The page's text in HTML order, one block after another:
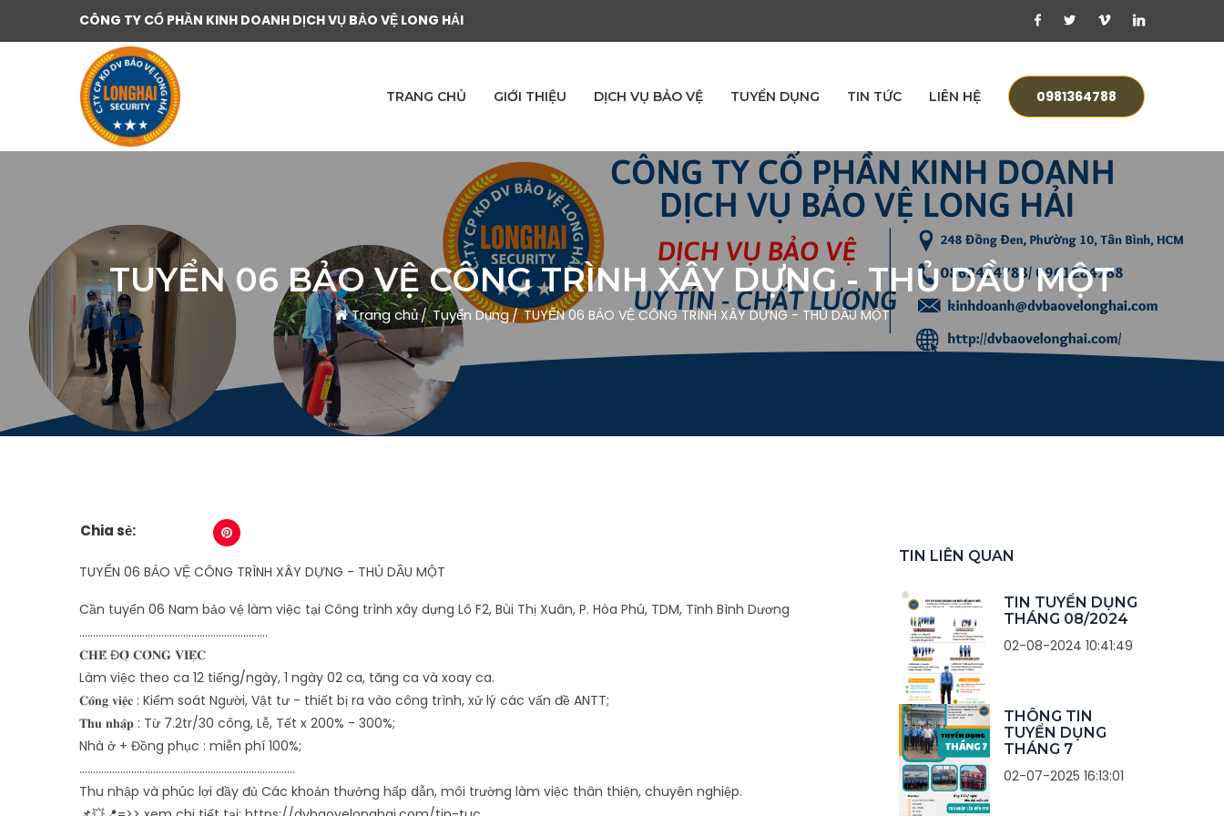
CÔNG TY CỔ PHẦN KINH DOANH DỊCH VỤ BẢO VỆ LONG HẢI
TRANG CHỦ GIỚI THIỆU DỊCH VỤ BẢO VỆ TUYỂN DỤNG TIN TỨC LIÊN HỆ 0981364788
TUYỂN 06 BẢO VỆ CÔNG TRÌNH XÂY DỰNG - THỦ DẦU MỘT
Trang chủ Tuyển Dụng TUYỂN 06 BẢO VỆ CÔNG TRÌNH XÂY DỰNG - THỦ DẦU MỘT
Chia sẻ:
TUYỂN 06 BẢO VỆ CÔNG TRÌNH XÂY DỰNG - THỦ DẦU MỘT
Cần tuyển 06 Nam bảo vệ làm việc tại Công trình xây dựng Lô F2, Bùi Thị Xuân, P. Hòa Phú, TDM, Tỉnh Bình Dương
.....................................................................
𝐂𝐇𝐄̂́ Đ𝐎̣̂ 𝐂𝐎̂𝐍𝐆 𝐕𝐈𝐄̣̂𝐂
Làm việc theo ca 12 tiếng/ngày, 1 ngày 02 ca, tăng ca và xoay ca.
𝐂𝐨̂𝐧𝐠 𝐯𝐢𝐞̣̂𝐜 : Kiểm soát Người, Vật tư - thiết bị ra vào công trình, xử lý các vấn đề ANTT;
𝐓𝐡𝐮 𝐧𝐡𝐚̣̂𝐩 : Từ 7.2tr/30 công, Lễ, Tết x 200% - 300%;
Nhà ở + Đồng phục : miễn phí 100%;
...............................................................................
Thu nhập và phúc lợi đầy đủ Các khoản thưởng hấp dẫn, môi trường làm việc thân thiện, chuyên nghiệp.
TIN LIÊN QUAN
TIN TUYỂN DỤNG
THÁNG 08/2024
02-08-2024 10:41:49
THÔNG TIN
TUYỂN DỤNG
THÁNG 7
02-07-2025 16:13:01